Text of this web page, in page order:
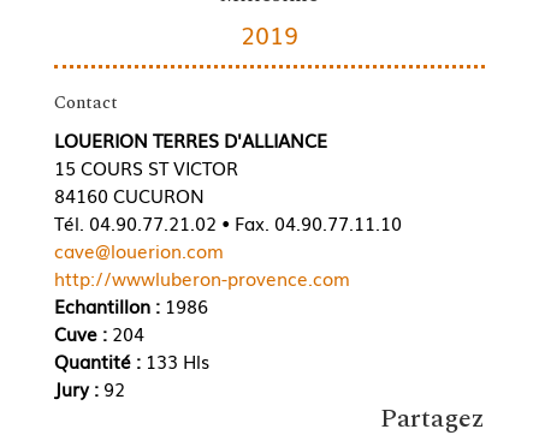
2019
Contact
LOUERION TERRES D'ALLIANCE
15 COURS ST VICTOR
84160 CUCURON
Tél. 04.90.77.21.02 • Fax. 04.90.77.11.10
cave@louerion.com
http://wwwluberon-provence.com
Echantillon :1986
Cuve : 204
Quantité : 133 Hls
Jury : 92
Partagez